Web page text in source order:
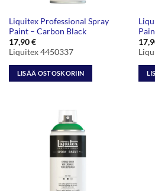
Liquitex Professional Spray
Paint – Carbon Black
17,90€
Liquitex 4450337
LISÄÄ OSTOSKORIIN